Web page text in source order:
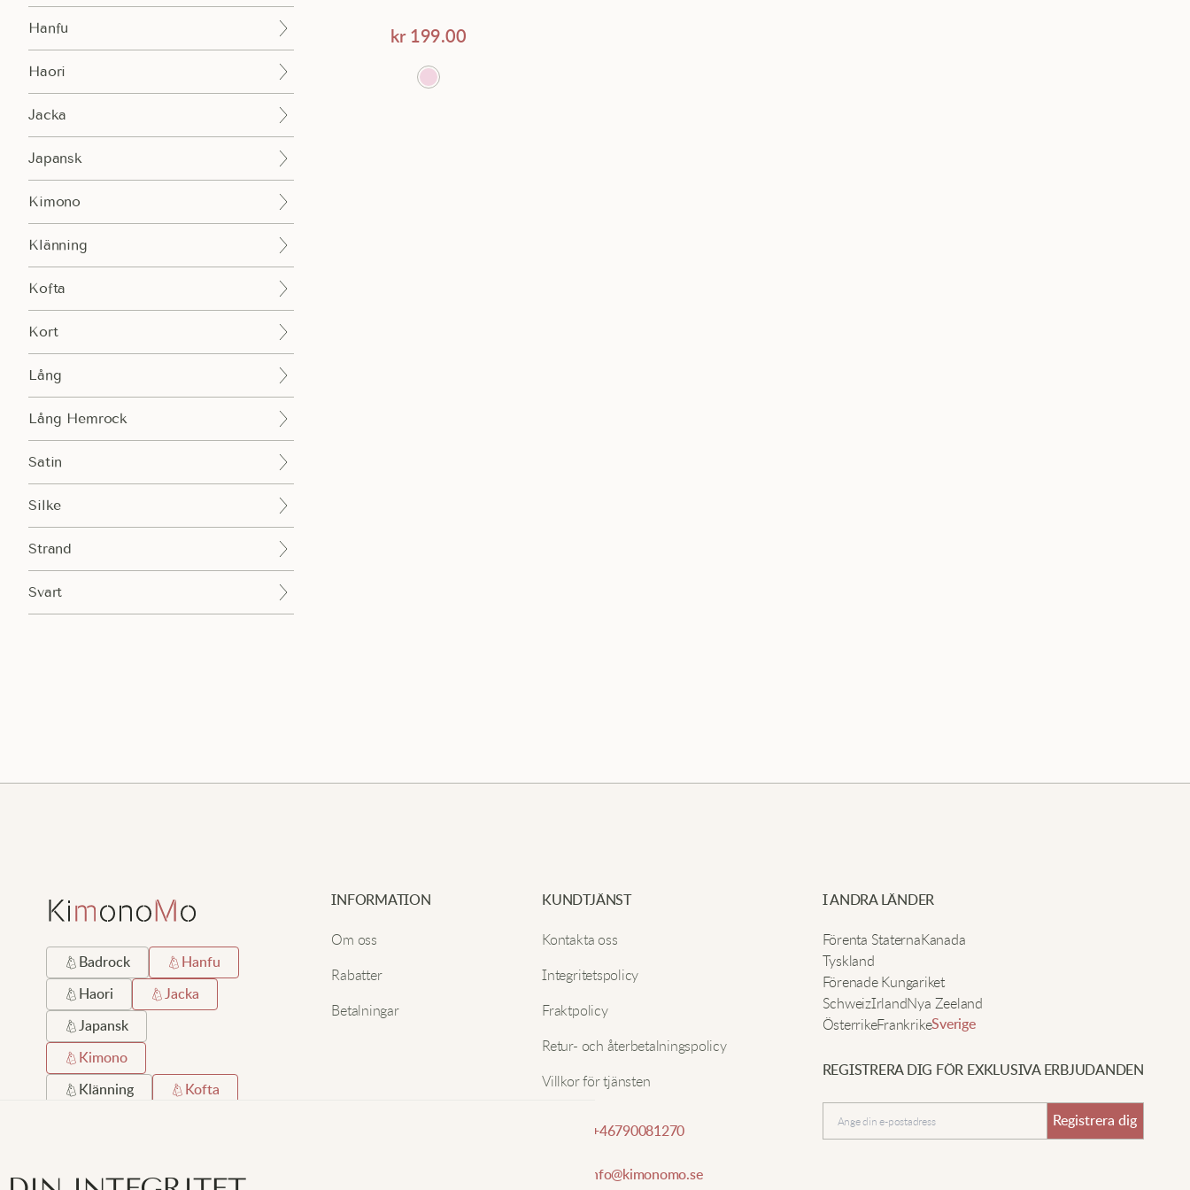
Hanfu
Haori
Jacka
Japansk
Kimono
Klänning
Kofta
Kort
Lång
Lång Hemrock
Satin
Silke
Strand
Svart
kr 199.00
Lägg till i varukorgen
Badrock Hanfu
Haori Jacka
Japansk
Kimono
Klänning Kofta
Satin Silke
INFORMATION
Om oss
Rabatter
Betalningar
KUNDTJÄNST
Kontakta oss
Integritetspolicy
Fraktpolicy
Retur- och återbetalningspolicy
Villkor för tjänsten
+46790081270
info@kimonomo.se
I ANDRA LÄNDER
Förenta StaternaKanada
Tyskland
Förenade Kungariket
SchweizIrlandNya Zeeland
ÖsterrikeFrankrikeSverige
REGISTRERA DIG FÖR EXKLUSIVA ERBJUDANDEN
Registrera dig